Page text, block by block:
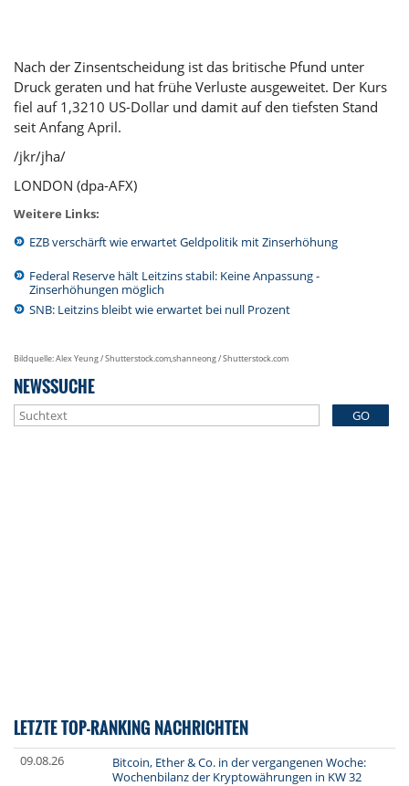
Nach der Zinsentscheidung ist das britische Pfund unter
Druck geraten und hat frühe Verluste ausgeweitet. Der Kurs
fiel auf 1,3210 US-Dollar und damit auf den tiefsten Stand
seit Anfang April.
/jkr/jha/
LONDON (dpa-AFX)
Weitere Links:
EZB verschärft wie erwartet Geldpolitik mit Zinserhöhung
Federal Reserve hält Leitzins stabil: Keine Anpassung -
Zinserhöhungen möglich
SNB: Leitzins bleibt wie erwartet bei null Prozent
Bildquelle: Alex Yeung / Shutterstock.com,shanneong / Shutterstock.com
NEWSSUCHE
GO
LETZTE TOP-RANKING NACHRICHTEN
09.08.26
Bitcoin, Ether & Co. in der vergangenen Woche:
Wochenbilanz der Kryptowährungen in KW 32